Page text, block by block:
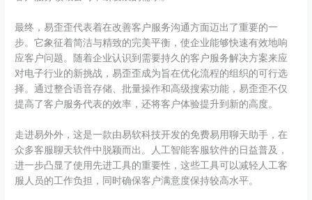
最终，易歪歪代表着在改善客户服务沟通方面迈出了重要的一
步。它象征着简洁与精致的完美平衡，使企业能够快速有效地响
应客户问题。随着企业认识到需要持久的客户服务解决方案来应
对电子行业的新挑战，易歪歪成为旨在优化流程的组织的可行选
择。通过整合语音存储、批量操作和高级搜索功能，易歪歪不仅
提高了客户服务代表的效率，还将客户体验提升到新的高度。
走进易外外，这是一款由易软科技开发的免费易用聊天助手，在
众多客服聊天软件中脱颖而出。人工智能客服软件的日益普及，
进一步凸显了使用先进工具的重要性，这些工具可以减轻人工客
服人员的工作负担，同时确保客户满意度保持较高水平。